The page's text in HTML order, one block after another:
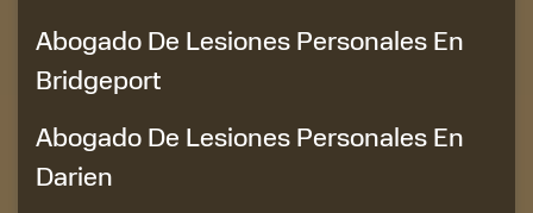
Abogado De Lesiones Personales En
Bridgeport
Abogado De Lesiones Personales En
Darien